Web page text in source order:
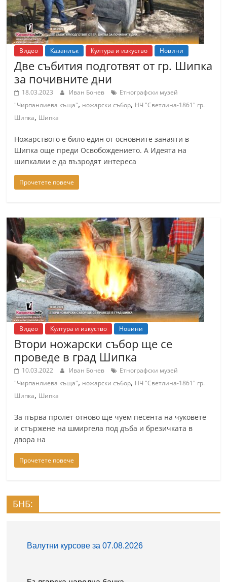
г
о
р
а
–
k
a
z
n
l
a
k
.
n
f
o
,
k
a
z
a
n
l
a
g
.
n
l
Видео Казанлък Култура и изкуство Новини
Две събития подготвят от гр. Шипка
за почивните дни
18.03.2023 Иван Бонев
Етнографски музей
"Чирпанлиева къща", ножарски събор, НЧ "Светлина-1861" гр.
Шипка, Шипка
Ножарството е било един от основните занаяти в
Шипка още преди Освобождението. А Идеята на
шипкалии е да възродят интереса
Прочетете повече
Видео Култура и изкуство Новини
Втори ножарски събор ще се
проведе в град Шипка
10.03.2022 Иван Бонев
Етнографски музей
"Чирпанлиева къща", ножарски събор, НЧ "Светлина-1861" гр.
Шипка, Шипка
За първа пролет отново ще чуем песента на чуковете
и стържене на шмиргела под дъба и брезичката в
двора на
Прочетете повече
БНБ: